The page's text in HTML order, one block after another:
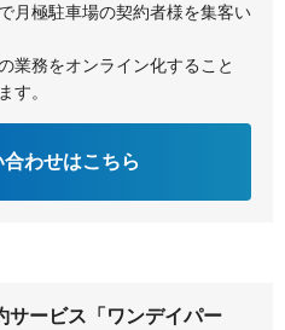
貝塚市
交野市
河内長野市
月極駐車場の契約者様を集客い
業務をオンライン化すること
す。
わせはこちら
サービス「ワンデイパー